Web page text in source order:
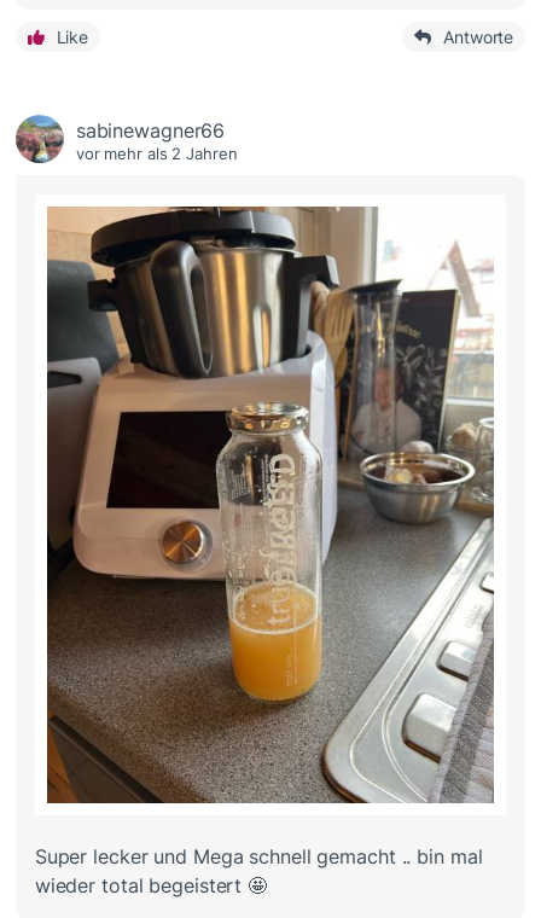
Like Antworte
sabinewagner66
vor mehr als 2 Jahren
Super lecker und Mega schnell gemacht .. bin mal
wieder total begeistert 🤩